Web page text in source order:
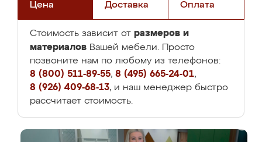
Цена Доставка Оплата
Стоимость зависит от размеров и
материалов Вашей мебели. Просто
позвоните нам по любому из телефонов:
8 (800) 511-89-55, 8 (495) 665-24-01,
8 (926) 409-68-13, и наш менеджер быстро
рассчитает стоимость.